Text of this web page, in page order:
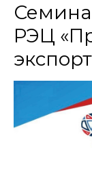
РЭЦ